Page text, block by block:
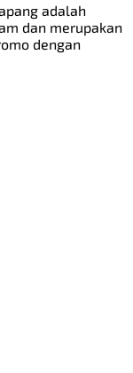
adalah
dan merupakan
dengan